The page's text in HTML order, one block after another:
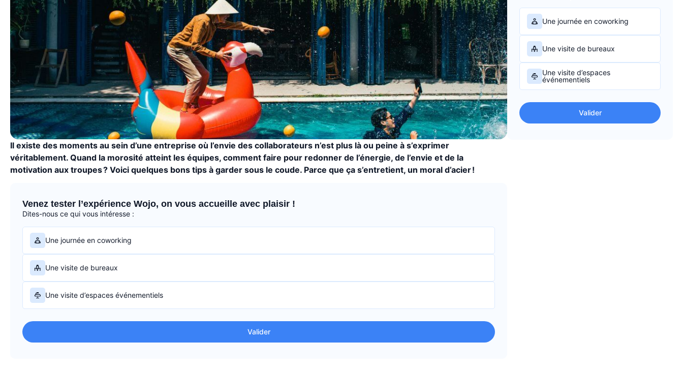
Il existe des moments au sein d’une entreprise où l’envie des collaborateurs n’est plus là ou peine à s’exprimer
véritablement. Quand la morosité atteint les équipes, comment faire pour redonner de l’énergie, de l’envie et de la
motivation aux troupes ? Voici quelques bons tips à garder sous le coude. Parce que ça s’entretient, un moral d’acier !
Venez tester l’expérience Wojo, on vous accueille avec plaisir !
Dites-nous ce qui vous intéresse :
Une journée en coworking
Une visite de bureaux
Une visite d’espaces événementiels
Valider
Une journée en coworking
Une visite de bureaux
Une visite d’espaces
événementiels
Valider